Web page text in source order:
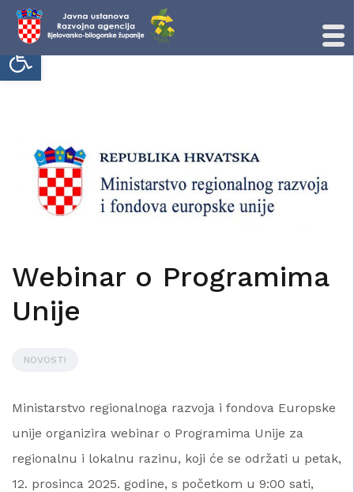
Open toolbar
Skip
to
Webinar o Programima
Unije
NOVOSTI
Ministarstvo regionalnoga razvoja i fondova Europske
unije organizira webinar o Programima Unije za
regionalnu i lokalnu razinu, koji će se održati u petak,
12. prosinca 2025. godine, s početkom u 9:00 sati,